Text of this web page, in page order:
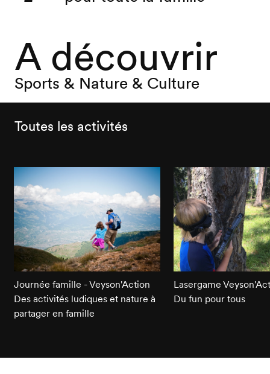
A découvrir
Sports & Nature & Culture
Toutes les activités
Journée famille - Veyson'Action
Des activités ludiques et nature à
partager en famille
Lasergame
Du fun pour tous